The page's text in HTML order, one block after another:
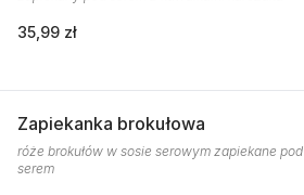
35,99 zł
Zapiekanka brokułowa
róże brokułów w sosie serowym zapiekane pod
serem